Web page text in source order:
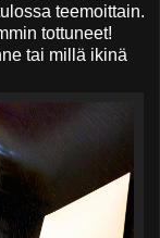
teemoittain.
tottuneet!
tai millä ikinä